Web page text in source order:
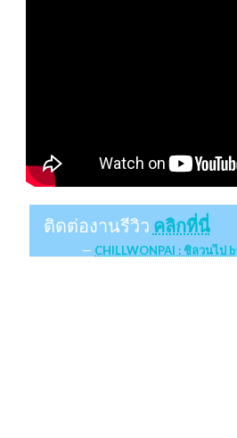
ติดต่องานรีวิว คลิกที่นี่
CHILLWONPAI : ชิลวนไป